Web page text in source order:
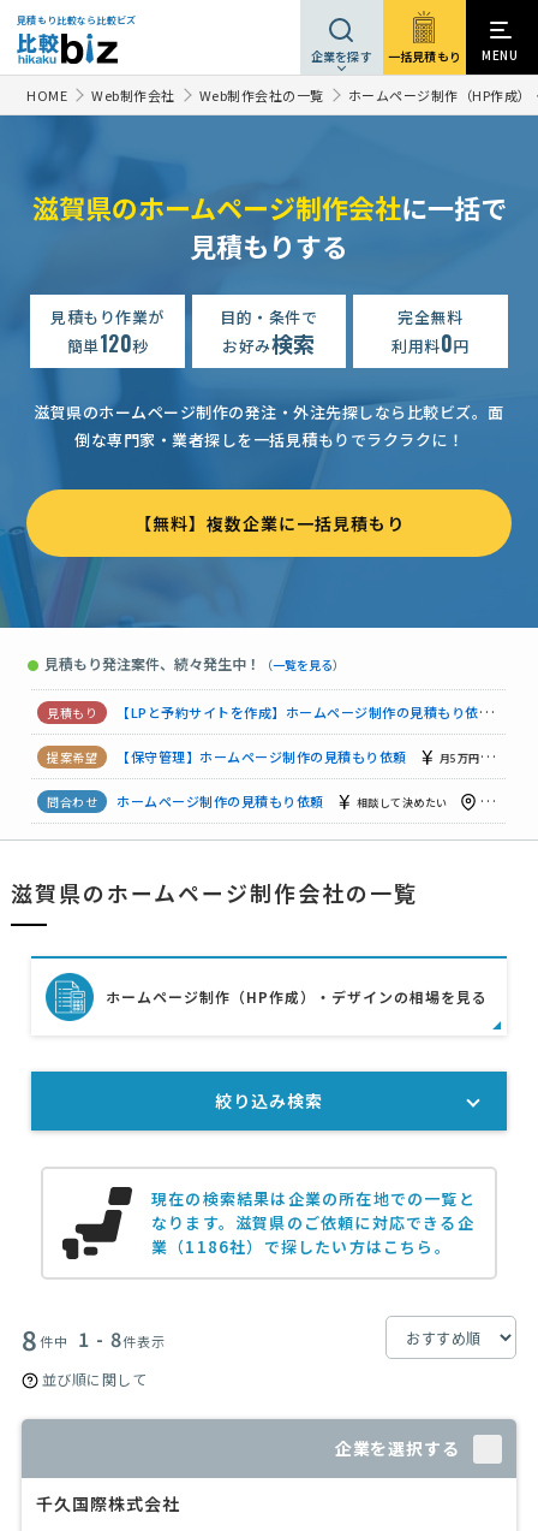
見積もり比較なら比較ビズ
企業を探す 一括見積もり MENU
HOME Web制作会社 Web制作会社の一覧 ホームページ制作（HP作成
滋賀県のホームページ制作会社に一括で
見積もりする
見積もり作業が
簡単120秒
目的・条件で
お好み検索
完全無料
利用料0円
滋賀県のホームページ制作の発注・外注先探しなら比較ビズ。 面
倒な専門家・業者探しを一括見積もりでラクラクに！
【無料】複数企業に一括見積もり
● 見積もり発注案件、続々発生中！ （一覧を見る）
ホームページ制作の見積もり依頼
【LPと予約サイトを作成】ホームページ制作の見積もり依頼
【保守管理】ホームページ制作の見積もり依頼 月5万円まで
ホームページ制作の見積もり依頼 月2万円まで
【店舗サイト】ホームページ制作の見積もり依頼 30万円まで
ホームページ制作の見積もり依頼 50万円まで 滋賀県
【LPと予約サイトを作成】ホームページ制作の見積もり依頼
【保守管理】ホームページ制作の見積もり依頼 月5万円まで
ホームページ制作の見積もり依頼 相談して決めたい 滋賀県
滋賀県のホームページ制作会社の一覧
現在の検索結果は企業の所在地での一覧と
なります。 滋賀県のご依頼に対応できる企
業（1186社）で探したい方はこちら。
8件中 1 - 8件表示
並び順に関して
企業を選択する
千久国際株式会社
ホームページ制作（HP作成）・デザインの相場を見る
絞り込み検索